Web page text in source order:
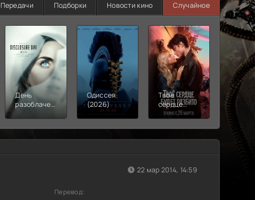
Передачи Подборки Новости кино Случайное
День
разоблачения
Одиссея
(2026)
Твое
сердце
будет
(2026)
Моана
(2026)
22 мар 2014, 14:59
Перевод: